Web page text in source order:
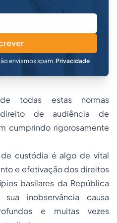
enviamos spam. Privacidade
todas estas normas
direito de audiência de
cumprindo rigorosamente
custódia é algo de vital
e efetivação dos direitos
basilares da República
inobservância causa
e muitas vezes